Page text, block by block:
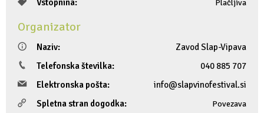
Vstopnina:
Plačljiva
Organizator
Naziv:
Zavod Slap-Vipava
Telefonska številka:
040 885 707
Elektronska pošta:
info@slapvinofestival.si
Spletna stran dogodka:
Povezava
Zasebno doživetje lova na tartufe
Pogosta vprašanja
Publikacije
Trajnostna mobilnost